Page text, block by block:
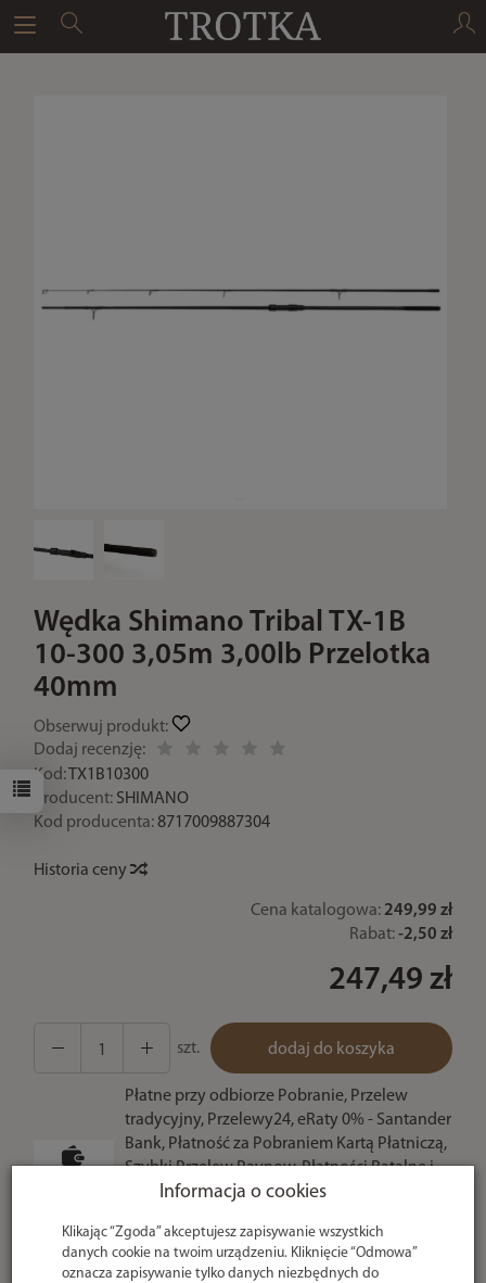
Wędka Shimano Tribal TX-1B
10-300 3,05m 3,00lb Przelotka
40mm
Obserwuj produkt:
Dodaj recenzję:
Kod:
TX1B10300
Producent: SHIMANO
Kod producenta:8717009887304
Historia ceny
Cena katalogowa:249,99 zł
Rabat:-2,50 zł
247,49 zł
szt. dodaj do koszyka
Płatne przy odbiorze Pobranie, Przelew
tradycyjny, Przelewy24, eRaty 0% - Santander
Bank, Płatność za Pobraniem Kartą Płatniczą,
Szybki Przelew Paynow, Płatności Ratalne i
odroczone, Bramka Kredytowa, Płatność Hurt
Sprawdź raty
Informacja o cookies
Klikając “Zgoda” akceptujesz zapisywanie wszystkich
danych cookie na twoim urządzeniu. Kliknięcie “Odmowa”
oznacza zapisywanie tylko danych niezbędnych do